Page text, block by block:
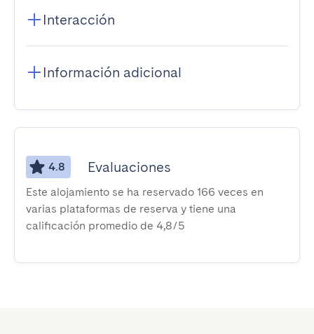
Interacción
Información adicional
4.8 Evaluaciones
Este alojamiento se ha reservado 166 veces en
varias plataformas de reserva y tiene una
calificación promedio de 4,8/5